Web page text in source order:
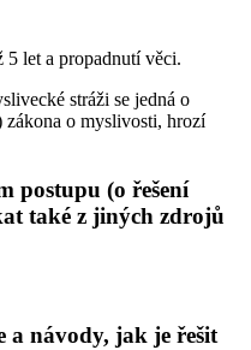
5 let a propadnutí věci.
stráži se jedná o
zákona o myslivosti, hrozí
postupu (o řešení
také z jiných zdrojů
a návody, jak je řešit